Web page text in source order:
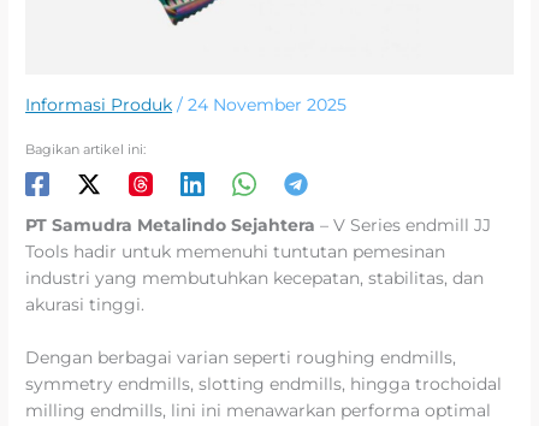
Informasi Produk /24 November 2025
Bagikan artikel ini:
PT Samudra Metalindo Sejahtera– V Series endmill JJ
Tools hadir untuk memenuhi tuntutan pemesinan
industri yang membutuhkan kecepatan, stabilitas, dan
akurasi tinggi.
Dengan berbagai varian seperti roughing endmills,
symmetry endmills, slotting endmills, hingga trochoidal
milling endmills, lini ini menawarkan performa optimal